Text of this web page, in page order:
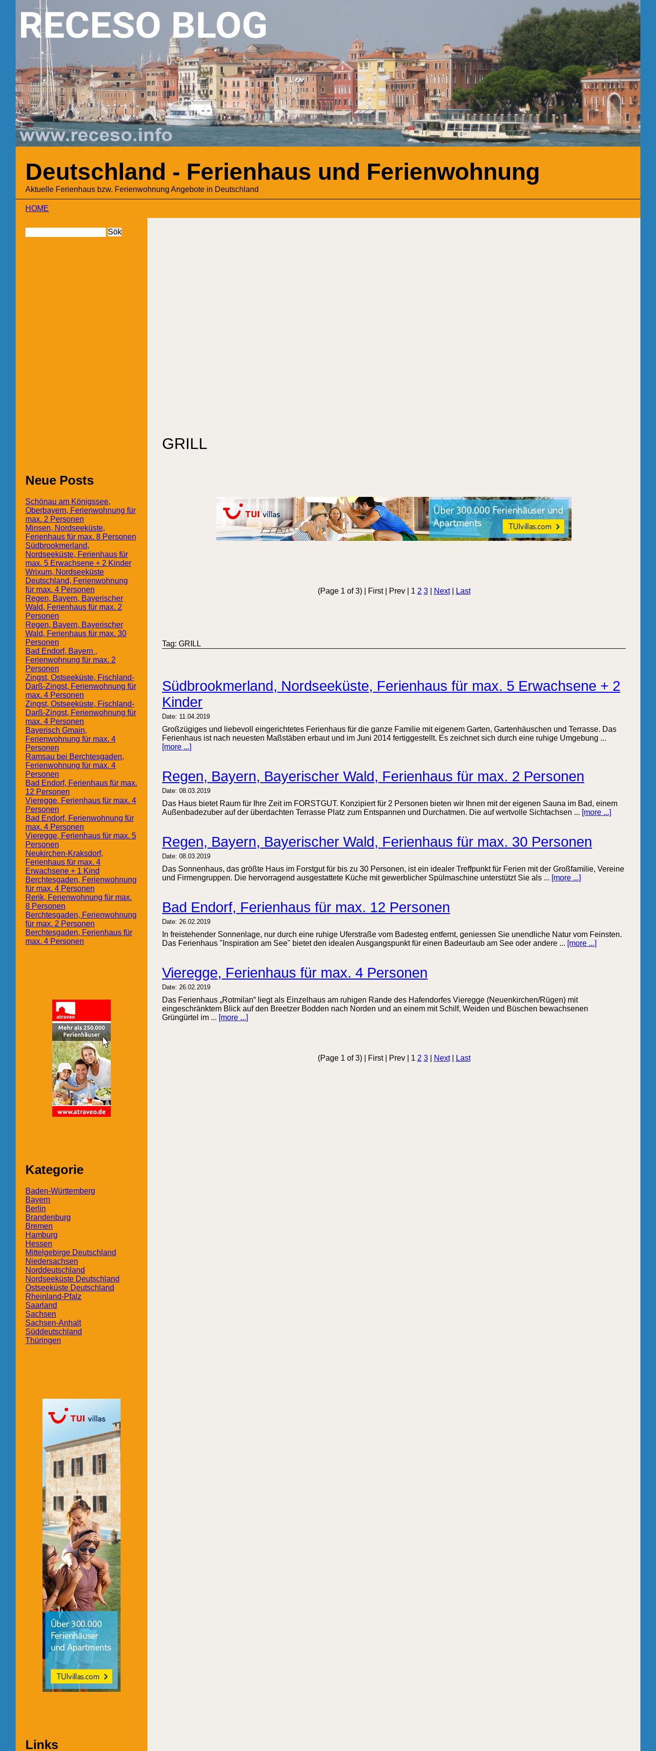
Deutschland - Ferienhaus und Ferienwohnung
Aktuelle Ferienhaus bzw. Ferienwohnung Angebote in Deutschland
HOME
GRILL
(Page 1 of 3) | First | Prev | 1 2 3| Next| Last
Tag: GRILL
Südbrookmerland, Nordseeküste, Ferienhaus für max. 5 Erwachsene + 2
Kinder
Date: 11.04.2019
Großzügiges und liebevoll eingerichtetes Ferienhaus für die ganze Familie mit eigenem Garten, Gartenhäuschen und Terrasse. Das
Ferienhaus ist nach neuesten Maßstäben erbaut und im Juni 2014 fertiggestellt. Es zeichnet sich durch eine ruhige Umgebung ...
[more ...]
Regen, Bayern, Bayerischer Wald, Ferienhaus für max. 2 Personen
Date: 08.03.2019
Das Haus bietet Raum für Ihre Zeit im FORSTGUT. Konzipiert für 2 Personen bieten wir Ihnen mit der eigenen Sauna im Bad, einem
Außenbadezuber auf der überdachten Terrasse Platz zum Entspannen und Durchatmen. Die auf wertvolle Sichtachsen ... [more ...]
Regen, Bayern, Bayerischer Wald, Ferienhaus für max. 30 Personen
Date: 08.03.2019
Das Sonnenhaus, das größte Haus im Forstgut für bis zu 30 Personen, ist ein idealer Treffpunkt für Ferien mit der Großfamilie, Vereine
und Firmengruppen. Die hervorragend ausgestattete Küche mit gewerblicher Spülmaschine unterstützt Sie als ... [more ...]
Bad Endorf, Ferienhaus für max. 12 Personen
Date: 26.02.2019
In freistehender Sonnenlage, nur durch eine ruhige Uferstraße vom Badesteg entfernt, geniessen Sie unendliche Natur vom Feinsten.
Das Ferienhaus "Inspiration am See" bietet den idealen Ausgangspunkt für einen Badeurlaub am See oder andere ... [more ...]
Vieregge, Ferienhaus für max. 4 Personen
Date: 26.02.2019
Das Ferienhaus „Rotmilan“ liegt als Einzelhaus am ruhigen Rande des Hafendorfes Vieregge (Neuenkirchen/Rügen) mit
eingeschränktem Blick auf den Breetzer Bodden nach Norden und an einem mit Schilf, Weiden und Büschen bewachsenen
Grüngürtel im ... [more ...]
(Page 1 of 3) | First | Prev | 1 2 3| Next| Last
Neue Posts
Schönau am Königssee,
Oberbayern, Ferienwohnung für
max. 2 Personen
Minsen, Nordseeküste,
Ferienhaus für max. 8 Personen
Südbrookmerland,
Nordseeküste, Ferienhaus für
max. 5 Erwachsene + 2 Kinder
Wrixum, Nordseeküste
Deutschland, Ferienwohnung
für max. 4 Personen
Regen, Bayern, Bayerischer
Wald, Ferienhaus für max. 2
Personen
Regen, Bayern, Bayerischer
Wald, Ferienhaus für max. 30
Personen
Bad Endorf, Bayern ,
Ferienwohnung für max. 2
Personen
Zingst, Ostseeküste, Fischland-
Darß-Zingst, Ferienwohnung für
max. 4 Personen
Zingst, Ostseeküste, Fischland-
Darß-Zingst, Ferienwohnung für
max. 4 Personen
Bayerisch Gmain,
Ferienwohnung für max. 4
Personen
Ramsau bei Berchtesgaden,
Ferienwohnung für max. 4
Personen
Bad Endorf, Ferienhaus für max.
12 Personen
Vieregge, Ferienhaus für max. 4
Personen
Bad Endorf, Ferienwohnung für
max. 4 Personen
Vieregge, Ferienhaus für max. 5
Personen
Neukirchen-Kraksdorf,
Ferienhaus für max. 4
Erwachsene + 1 Kind
Berchtesgaden, Ferienwohnung
für max. 4 Personen
Rerik, Ferienwohnung für max.
8 Personen
Berchtesgaden, Ferienwohnung
für max. 2 Personen
Berchtesgaden, Ferienhaus für
max. 4 Personen
Kategorie
Baden-Württemberg
Bayern
Berlin
Brandenburg
Bremen
Hamburg
Hessen
Mittelgebirge Deutschland
Niedersachsen
Norddeutschland
Nordseeküste Deutschland
Ostseeküste Deutschland
Rheinland-Pfalz
Saarland
Sachsen
Sachsen-Anhalt
Süddeutschland
Thüringen
Links